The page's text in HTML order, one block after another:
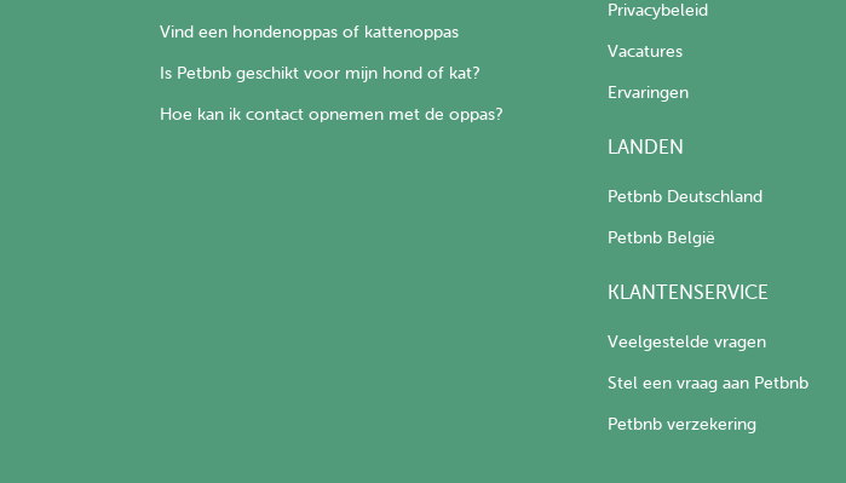
Vind een hondenoppas of kattenoppas
Is Petbnb geschikt voor mijn hond of kat?
Hoe kan ik contact opnemen met de oppas?
Privacybeleid
Vacatures
Ervaringen
LANDEN
Petbnb Deutschland
Petbnb België
KLANTENSERVICE
Veelgestelde vragen
Stel een vraag aan Petbnb
Petbnb verzekering